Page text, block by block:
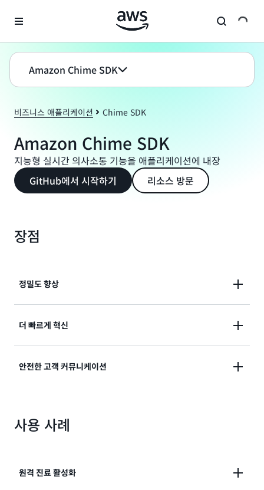
Amazon Chime SDK
비즈니스 애플리케이션 Chime SDK
Amazon Chime SDK
지능형 실시간 의사소통 기능을 애플리케이션에 내장
GitHub에서 시작하기
리소스 방문
장점
정밀도 향상
AWS 기계 학습을 사용해 충실도를 개선하고 의사소통
더 빠르게 혁신
의사소통 빌딩 블록을 사용해 혁신을 가속화하고, 개발
안전한 고객 커뮤니케이션
축소합니다.
사용 사례
원격 진료 활성화